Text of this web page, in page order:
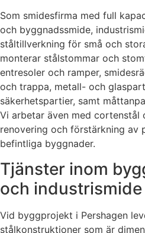
Som smidesfirma med full
och byggnadssmide,
ståltillverkning för små och
monterar stålstommar och
entresoler och ramper,
och trappa, metall- och
säkerhetspartier, samt
Vi arbetar även med cortenstål
renovering och förstärkning av
befintliga byggnader.
Tjänster inom
och industrismide
Vid byggprojekt i Pershagen
stålkonstruktioner som är